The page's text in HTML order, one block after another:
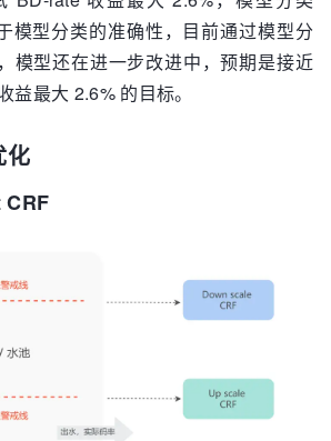
模型分类的准确性，目前通过模型分
模型还在进一步改进中，预期是接近
益最大 2.6% 的目标。
化
CRF